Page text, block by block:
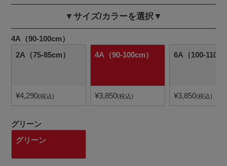
▼サイズ/カラーを選択▼
4A（90-100cm）
2A（75-85cm）
¥4,290 税込
4A（90-100cm）
¥3,850 税込
6A（100-
¥3,850 税込
グリーン
グリーン